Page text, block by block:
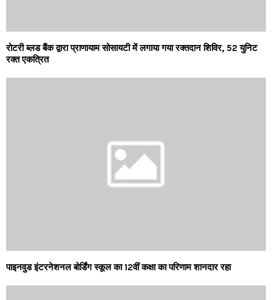
रोटरी ब्लड बैंक द्वारा प्राणायाम सोसायटी में लगाया गया रक्तदान शिविर, 52 युनिट
रक्त एकत्रित
पाइनवुड इंटरनेशनल बोर्डिंग स्कूल का 12वीं कक्षा का परिणाम शानदार रहा